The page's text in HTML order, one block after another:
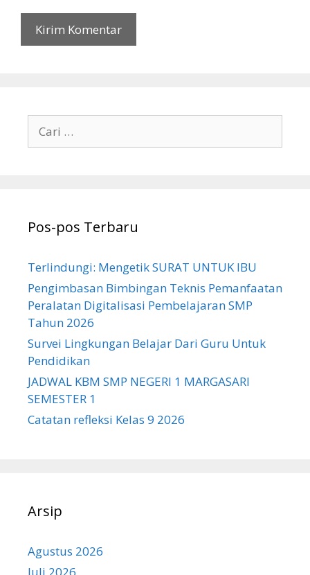
untuk:
Pos-pos Terbaru
Terlindungi: Mengetik SURAT UNTUK IBU
Pengimbasan Bimbingan Teknis Pemanfaatan
Peralatan Digitalisasi Pembelajaran SMP
Tahun 2026
Survei Lingkungan Belajar Dari Guru Untuk
Pendidikan
JADWAL KBM SMP NEGERI 1 MARGASARI
SEMESTER 1
Catatan refleksi Kelas 9 2026
Arsip
Agustus 2026